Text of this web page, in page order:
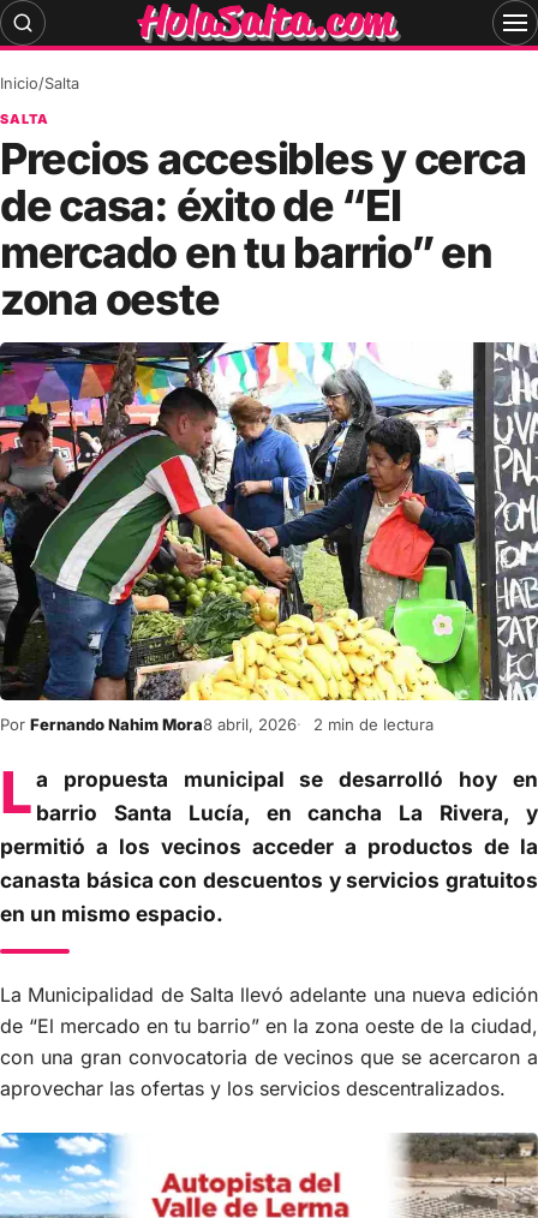
Skip
to
Inicio/Salta
SALTA
Precios accesibles y cerca
de casa: éxito de “El
mercado en tu barrio” en
zona oeste
Por Fernando Nahim Mora8 abril, 2026 2 min de lectura
La propuesta municipal se desarrolló hoy en
barrio Santa Lucía, en cancha La Rivera, y
permitió a los vecinos acceder a productos de la
canasta básica con descuentos y servicios gratuitos
en un mismo espacio.
La Municipalidad de Salta llevó adelante una nueva edición
de “El mercado en tu barrio” en la zona oeste de la ciudad,
con una gran convocatoria de vecinos que se acercaron a
aprovechar las ofertas y los servicios descentralizados.